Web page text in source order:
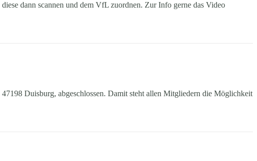
dann scannen und dem VfL zuordnen. Zur Info gerne das Video
Duisburg, abgeschlossen. Damit steht allen Mitgliedern die Möglichkeit